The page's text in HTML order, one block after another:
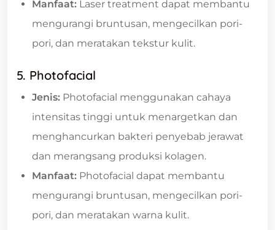
Manfaat: Laser treatment dapat membantu
mengurangi bruntusan, mengecilkan pori-
pori, dan meratakan tekstur kulit.
5. Photofacial
Jenis: Photofacial menggunakan cahaya
intensitas tinggi untuk menargetkan dan
menghancurkan bakteri penyebab jerawat
dan merangsang produksi kolagen.
Manfaat: Photofacial dapat membantu
mengurangi bruntusan, mengecilkan pori-
pori, dan meratakan warna kulit.